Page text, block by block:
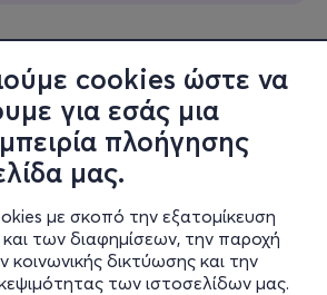
cookies ώστε να
για εσάς μια
πλοήγησης
μας.
με σκοπό την εξατομίκευση
των διαφημίσεων, την παροχή
κοινωνικής δικτύωσης και την
των ιστοσελίδων μας.